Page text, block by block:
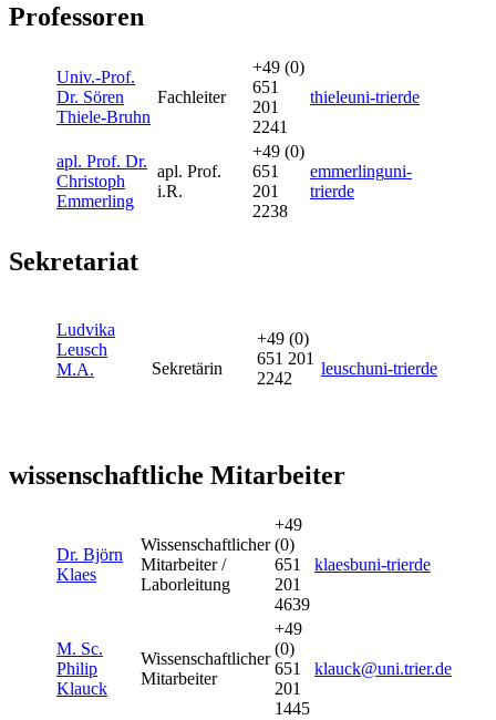
Professoren
Univ.-Prof.
Dr. Sören
Thiele-Bruhn
Fachleiter
+49 (0)
651
201
2241
thieleuni-trierde
apl. Prof. Dr.
Christoph
Emmerling
apl. Prof.
i.R.
+49 (0)
651
201
2238
emmerlinguni-
trierde
Sekretariat
Ludvika
Leusch
M.A.
Sekretärin
+49 (0)
651 201
2242
leuschuni-trierde
wissenschaftliche Mitarbeiter
Dr. Björn
Klaes
Wissenschaftlicher
Mitarbeiter /
Laborleitung
+49
(0)
651
201
4639
klaesbuni-trierde
M. Sc.
Philip
Klauck
Wissenschaftlicher
Mitarbeiter
+49
(0)
651
201
1445
klauck@uni.trier.de